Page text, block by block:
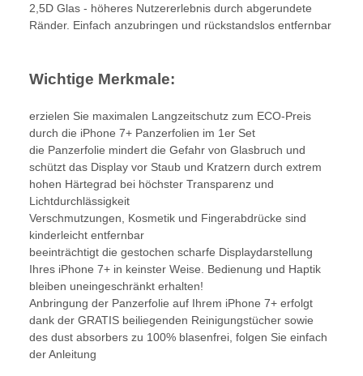
2,5D Glas - höheres Nutzererlebnis durch abgerundete
Ränder. Einfach anzubringen und rückstandslos entfernbar
Wichtige Merkmale:
erzielen Sie maximalen Langzeitschutz zum ECO-Preis
durch die iPhone 7+ Panzerfolien im 1er Set
die Panzerfolie mindert die Gefahr von Glasbruch und
schützt das Display vor Staub und Kratzern durch extrem
hohen Härtegrad bei höchster Transparenz und
Lichtdurchlässigkeit
Verschmutzungen, Kosmetik und Fingerabdrücke sind
kinderleicht entfernbar
beeinträchtigt die gestochen scharfe Displaydarstellung
Ihres iPhone 7+ in keinster Weise. Bedienung und Haptik
bleiben uneingeschränkt erhalten!
Anbringung der Panzerfolie auf Ihrem iPhone 7+ erfolgt
dank der GRATIS beiliegenden Reinigungstücher sowie
des dust absorbers zu 100% blasenfrei, folgen Sie einfach
der Anleitung